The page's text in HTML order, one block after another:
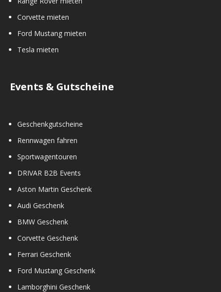
Corvette mieten
Ford Mustang mieten
Tesla mieten
Events & Gutscheine
Geschenkgutscheine
Rennwagen fahren
Sportwagentouren
DRIVAR B2B Events
Aston Martin Geschenk
Audi Geschenk
BMW Geschenk
Corvette Geschenk
Ferrari Geschenk
Ford Mustang Geschenk
Lamborghini Geschenk